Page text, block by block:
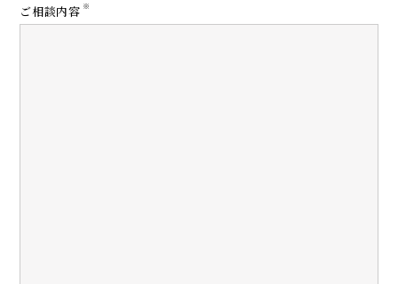
ご相談内容 ※